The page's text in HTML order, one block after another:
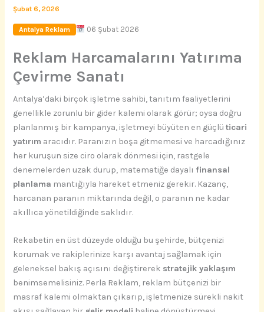
Şubat 6, 2026
Antalya Reklam 06 Şubat 2026
Reklam Harcamalarını Yatırıma
Çevirme Sanatı
Antalya’daki birçok işletme sahibi, tanıtım faaliyetlerini
genellikle zorunlu bir gider kalemi olarak görür; oysa doğru
planlanmış bir kampanya, işletmeyi büyüten en güçlüticari
yatırım aracıdır. Paranızın boşa gitmemesi ve harcadığınız
her kuruşun size ciro olarak dönmesi için, rastgele
denemelerden uzak durup, matematiğe dayalı finansal
planlama mantığıyla hareket etmeniz gerekir. Kazanç,
harcanan paranın miktarında değil, o paranın ne kadar
akıllıca yönetildiğinde saklıdır.
Rekabetin en üst düzeyde olduğu bu şehirde, bütçenizi
korumak ve rakiplerinize karşı avantaj sağlamak için
geleneksel bakış açısını değiştirerek stratejik yaklaşım
benimsemelisiniz. Perla Reklam, reklam bütçenizi bir
masraf kalemi olmaktan çıkarıp, işletmenize sürekli nakit